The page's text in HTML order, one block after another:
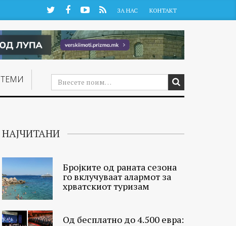
TwitterFacebookYouTube
RSS ЗА НАС КОНТАКТ
ТЕМИ
НАЈЧИТАНИ
Бројките од раната сезона
го вклучуваат алармот за
хрватскиот туризам
Од бесплатно до 4.500 евра: